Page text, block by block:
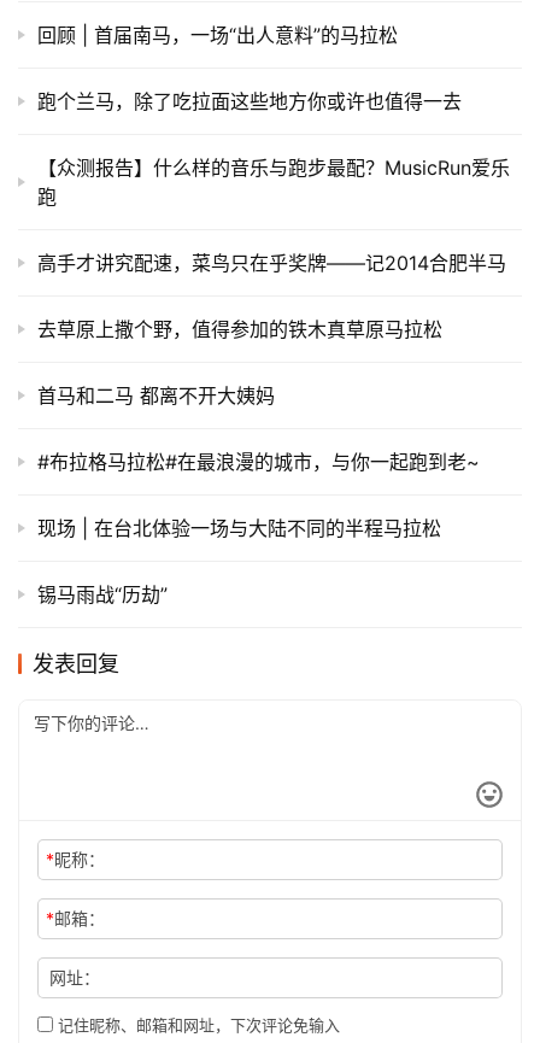
回顾 | 首届南马，一场“出人意料”的马拉松
跑个兰马，除了吃拉面这些地方你或许也值得一去
【众测报告】什么样的音乐与跑步最配？MusicRun爱乐
跑
高手才讲究配速，菜鸟只在乎奖牌——记2014合肥半马
去草原上撒个野，值得参加的铁木真草原马拉松
首马和二马 都离不开大姨妈
#布拉格马拉松#在最浪漫的城市，与你一起跑到老~
现场 | 在台北体验一场与大陆不同的半程马拉松
锡马雨战“历劫”
发表回复
*昵称：
*邮箱：
网址：
记住昵称、邮箱和网址，下次评论免输入